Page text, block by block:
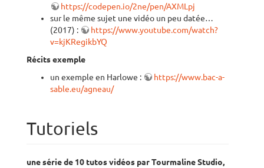
https://codepen.io/2ne/pen/AXMLpj
sur le même sujet une vidéo un peu datée…
(2017) :
https://www.youtube.com/watch?
v=kjKRegikbYQ
Récits exemple
un exemple en Harlowe :
https://www.bac-a-
sable.eu/agneau/
Tutoriels
une série de 10 tutos vidéos par Tourmaline Studio,